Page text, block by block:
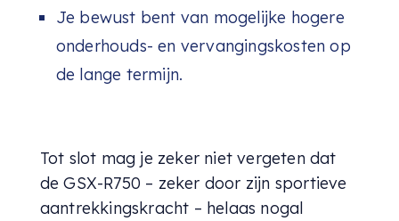
Je bewust bent van mogelijke hogere
onderhouds- en vervangingskosten op
de lange termijn.
Tot slot mag je zeker niet vergeten dat
de GSX-R750 – zeker door zijn sportieve
aantrekkingskracht – helaas nogal